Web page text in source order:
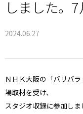
しました。
2024.06.27
ＮＨＫ大阪の「バリバ
場取材を受け、
スタジオ収録に参加しま